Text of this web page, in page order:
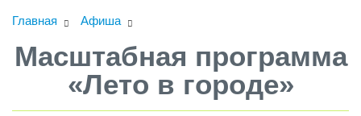
Главная Афиша
Масштабная программа
«Лето в городе»